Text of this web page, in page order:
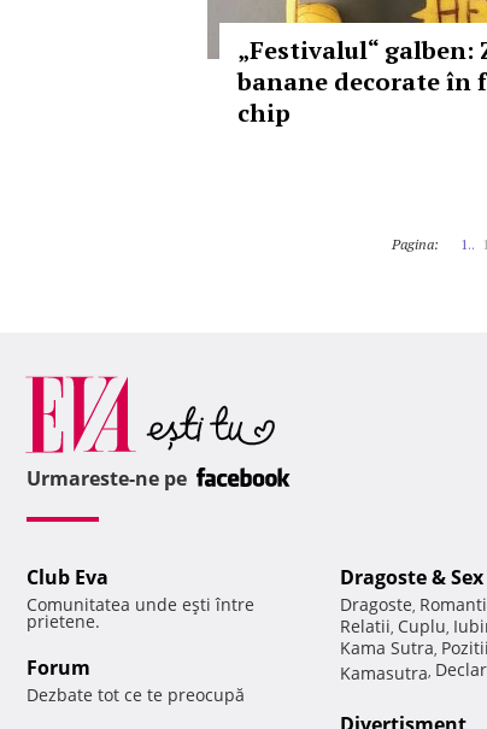
„Festivalul“ galben:
banane decorate în
chip
Pagina: 1..
Urmareste-ne pe
Club Eva
Comunitatea unde eşti între
prietene.
Forum
Dezbate tot ce te preocupă
Dragoste & Sex
Dragoste,
Relatii, Cuplu,
Kama Sutra,
Kamasutra,